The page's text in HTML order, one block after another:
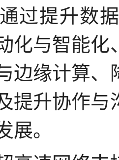
过提升数
化与智能
边缘计算
提升协作
。